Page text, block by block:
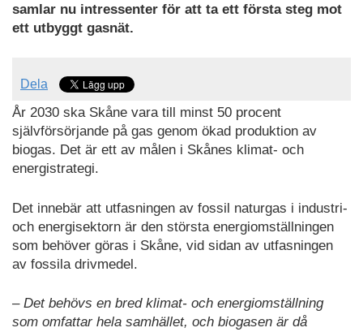
samlar nu intressenter för att ta ett första steg mot
ett utbyggt gasnät.
Dela
År 2030 ska Skåne vara till minst 50 procent
självförsörjande på gas genom ökad produktion av
biogas. Det är ett av målen i Skånes klimat- och
energistrategi.
Det innebär att utfasningen av fossil naturgas i industri-
och energisektorn är den största energiomställningen
som behöver göras i Skåne, vid sidan av utfasningen
av fossila drivmedel.
– Det behövs en bred klimat- och energiomställning
som omfattar hela samhället, och biogasen är då